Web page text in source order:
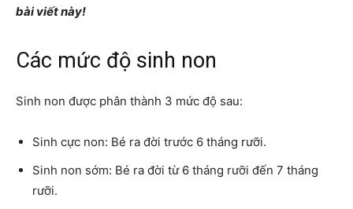
bài viết này!
Các mức độ sinh non
Sinh non được phân thành 3 mức độ sau:
Sinh cực non: Bé ra đời trước 6 tháng rưỡi.
Sinh non sớm: Bé ra đời từ 6 tháng rưỡi đến 7 tháng
rưỡi.